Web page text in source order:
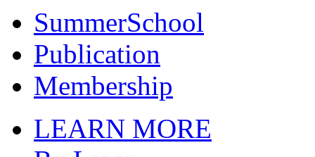
SummerSchool
Publication
Membership
LEARN MORE